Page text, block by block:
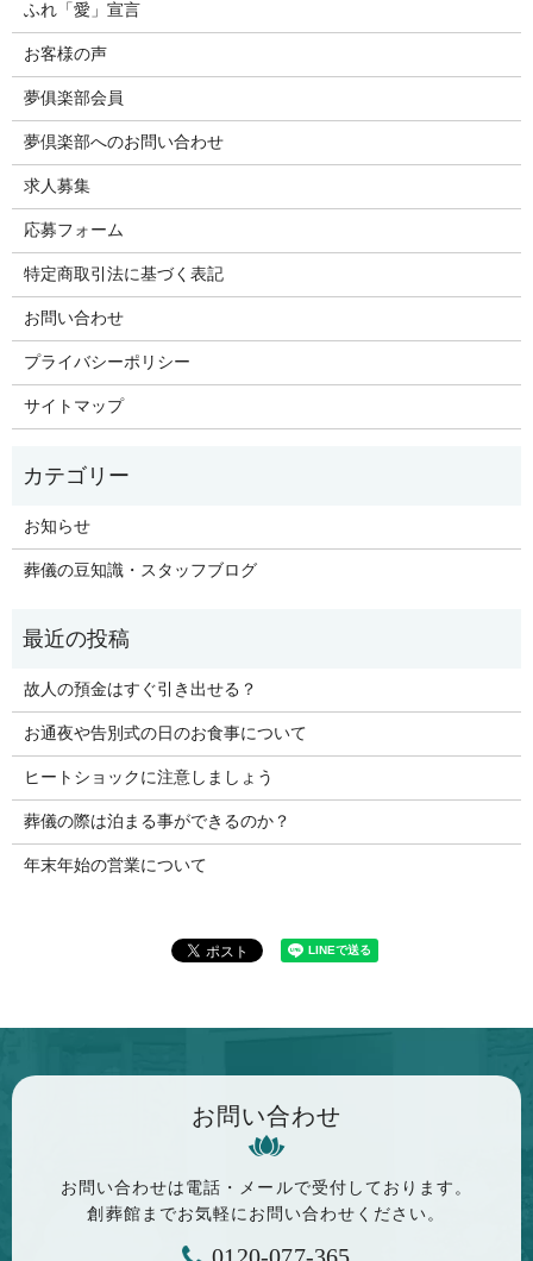
ふれ「愛」宣言
お客様の声
夢俱楽部会員
夢倶楽部へのお問い合わせ
求人募集
応募フォーム
特定商取引法に基づく表記
お問い合わせ
プライバシーポリシー
サイトマップ
お知らせ
葬儀の豆知識・スタッフブログ
故人の預金はすぐ引き出せる？
お通夜や告別式の日のお食事について
ヒートショックに注意しましょう
葬儀の際は泊まる事ができるのか？
年末年始の営業について
お問い合わせ
お問い合わせは電話・メールで受付しております。
創葬館までお気軽に お問い合わせください。